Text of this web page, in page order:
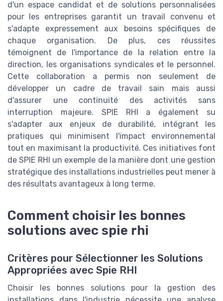
d'un espace candidat et de solutions personnalisées
pour les entreprises garantit un travail convenu et
s'adapte expressement aux besoins spécifiques de
chaque organisation. De plus, ces réussites
témoignent de l'importance de la relation entre la
direction, les organisations syndicales et le personnel.
Cette collaboration a permis non seulement de
développer un cadre de travail sain mais aussi
d'assurer une continuité des activités sans
interruption majeure. SPIE RHI a également su
s'adapter aux enjeux de durabilité, intégrant les
pratiques qui minimisent l'impact environnemental
tout en maximisant la productivité. Ces initiatives font
de SPIE RHI un exemple de la manière dont une gestion
stratégique des installations industrielles peut mener à
des résultats avantageux à long terme.
Comment choisir les bonnes
solutions avec spie rhi
Critères pour Sélectionner les Solutions
Appropriées avec Spie RHI
Choisir les bonnes solutions pour la gestion des